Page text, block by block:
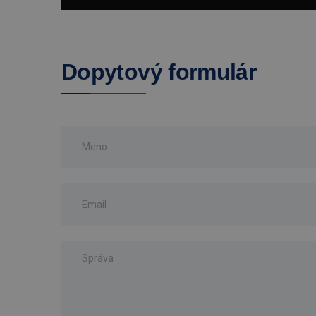
Pre zobrazenie
Dopytový formulár